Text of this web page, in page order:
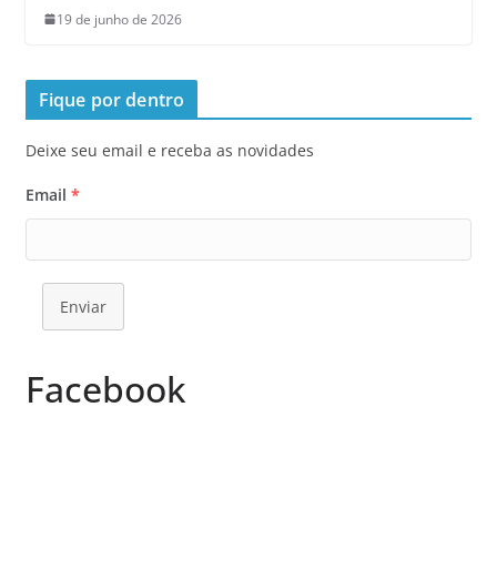
19 de junho de 2026
Fique por dentro
Deixe seu email e receba as novidades
Email *
Enviar
Facebook